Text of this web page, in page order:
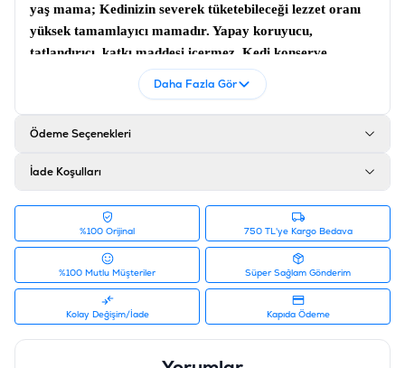
yaş mama; Kedinizin severek tüketebileceği lezzet oranı
yüksek tamamlayıcı mamadır. Yapay koruyucu,
tatlandırıcı, katkı maddesi içermez. Kedi konserve
; Doğal ve kaliteli malzemelerden üretilmiştir.
Balık Eti Suyu %55,9, Ton Balığı %40, Somon %4
Analiz
Protein %12, Yağ %0,5, Ham Lif %0,5, Ham Kül %1,
Nem %86
Katkı Maddeleri
Taurin 980 mg/kg, D3 Vitamini 500 IU/kg, E Vitamini 50
mg/kg
Ürün Filtreleri
Barkod
:
4002064416915
GMCT077
Daha Fazla Gör
Ödeme Seçenekleri
İade Koşulları
%100 Orijinal 750 TL'ye Kargo Bedava
%100 Mutlu Müşteriler Süper Sağlam Gönderim
Kolay Değişim/İade Kapıda Ödeme